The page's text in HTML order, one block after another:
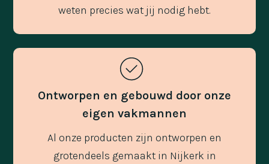
weten precies wat jij nodig hebt.
Ontworpen en gebouwd door onze
eigen vakmannen
Al onze producten zijn ontworpen en
grotendeels gemaakt in Nijkerk in